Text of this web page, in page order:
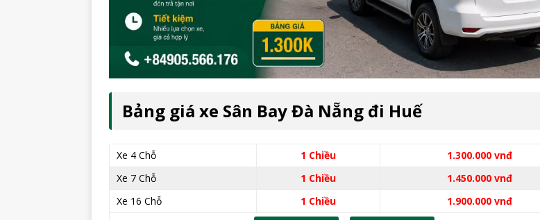
Bảng giá xe Sân Bay Đà Nẵng đi Huế
Xe 4 Chỗ 1 Chiều
1.300.000 vnđ
Xe 7 Chỗ
1 Chiều
1.450.000 vnđ
Xe 16 Chỗ
1 Chiều
1.900.000 vnđ